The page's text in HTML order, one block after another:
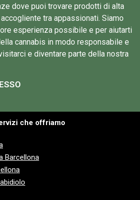
dove puoi trovare prodotti di alta
tra appassionati. Siamo
esperienza possibile e per aiutarti
cannabis in modo responsabile e
e diventare parte della nostra
che offriamo
Barcellona